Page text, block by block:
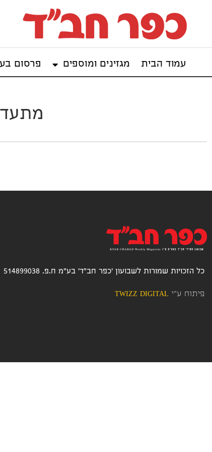
עמוד הבית מגזינים ומוספים פרסום
כל הזכויות שמורות לשבועון 'כפר חב"ד' בע"מ ח.פ. 514899038
פיתוח ע"י TWIZZ DIGITAL